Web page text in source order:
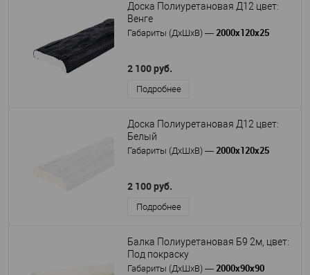
Доска Полиуретановая Д12 цвет:
Венге
Габариты (ДхШхВ) — 2000х120х25
2 100 руб.
Подробнее
Доска Полиуретановая Д12 цвет:
Белый
Габариты (ДхШхВ) — 2000х120х25
2 100 руб.
Подробнее
Балка Полиуретановая Б9 2м, цвет:
Под покраску
Габариты (ДхШхВ) — 2000х90х90